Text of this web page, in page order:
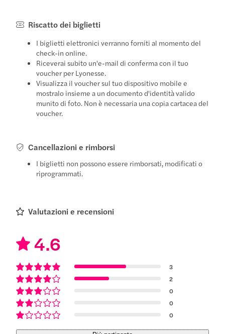
Riscatto dei biglietti
I biglietti elettronici verranno forniti al momento del
check-in online.
Riceverai subito un'e-mail di conferma con il tuo
voucher per Lyonesse.
Visualizza il voucher sul tuo dispositivo mobile e
mostralo insieme a un documento d'identità valido
munito di foto. Non è necessaria una copia cartacea del
voucher.
Cancellazioni e rimborsi
I biglietti non possono essere rimborsati, modificati o
riprogrammati.
Valutazioni e recensioni
4.6
3
2
0
0
0